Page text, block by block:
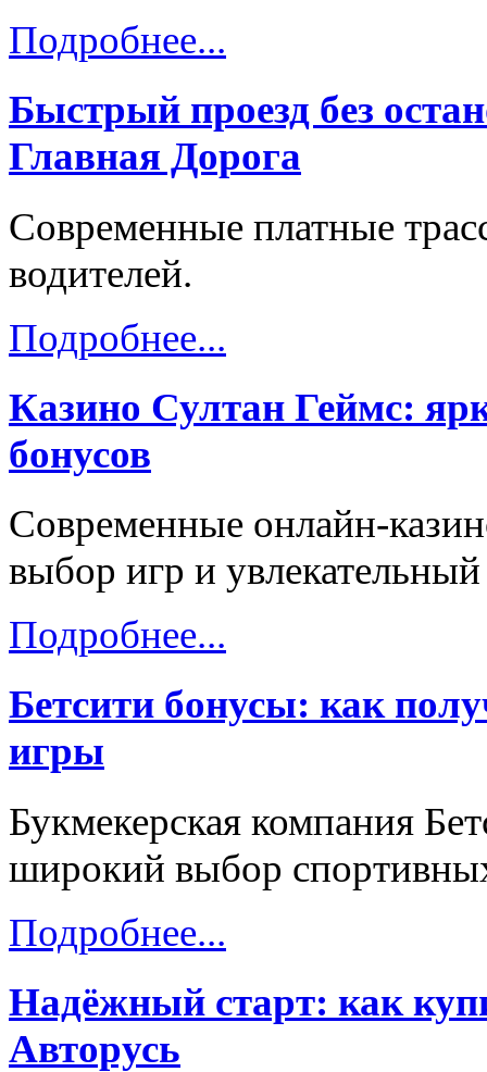
Подробнее...
Быстрый проезд без
Главная Дорога
Современные платные
водителей.
Подробнее...
Казино Султан Геймс:
бонусов
Современные онлайн-
выбор игр и
Подробнее...
Бетсити бонусы: как
игры
Букмекерская компания
широкий выбор
Подробнее...
Надёжный старт: как
Авторусь